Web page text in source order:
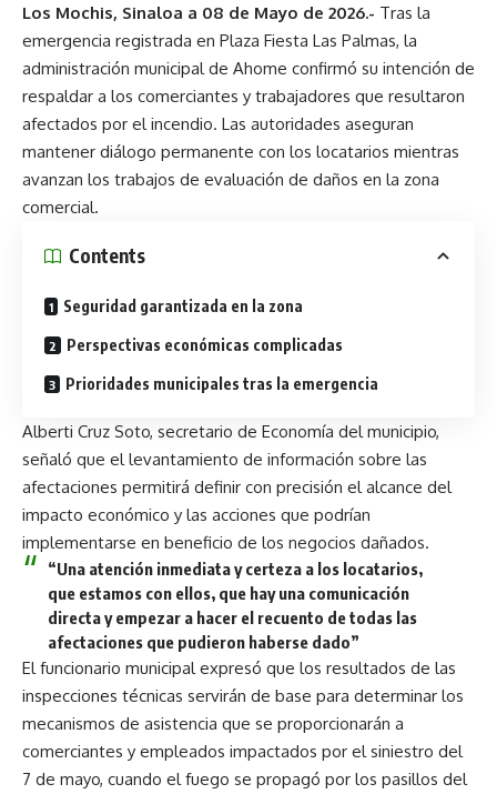
Los Mochis, Sinaloa a 08 de Mayo de 2026.- Tras la
emergencia registrada en Plaza Fiesta Las Palmas, la
administración municipal de Ahome confirmó su intención de
respaldar a los comerciantes y trabajadores que resultaron
afectados por el incendio. Las autoridades aseguran
mantener diálogo permanente con los locatarios mientras
avanzan los trabajos de evaluación de daños en la zona
comercial.
Contents
Seguridad garantizada en la zona
Perspectivas económicas complicadas
Prioridades municipales tras la emergencia
Alberti Cruz Soto, secretario de Economía del municipio,
señaló que el levantamiento de información sobre las
afectaciones permitirá definir con precisión el alcance del
impacto económico y las acciones que podrían
implementarse en beneficio de los negocios dañados.
“Una atención inmediata y certeza a los locatarios,
que estamos con ellos, que hay una comunicación
directa y empezar a hacer el recuento de todas las
afectaciones que pudieron haberse dado”
El funcionario municipal expresó que los resultados de las
inspecciones técnicas servirán de base para determinar los
mecanismos de asistencia que se proporcionarán a
comerciantes y empleados impactados por el siniestro del
7 de mayo, cuando el fuego se propagó por los pasillos del